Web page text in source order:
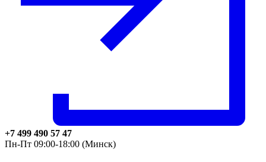
+7 499 490 57 47
Пн-Пт 09:00-18:00 (Минск)